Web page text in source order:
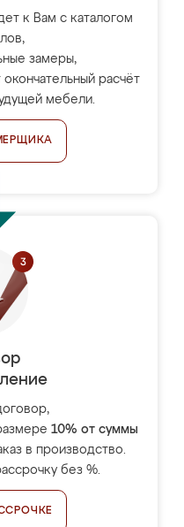
к Вам с каталогом
замеры,
расчёт
мебели.
10% от суммы
в производство.
без %.